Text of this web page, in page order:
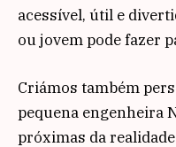
acessível, útil e
ou jovem pode fazer
Criámos também
pequena engenheira
próximas da